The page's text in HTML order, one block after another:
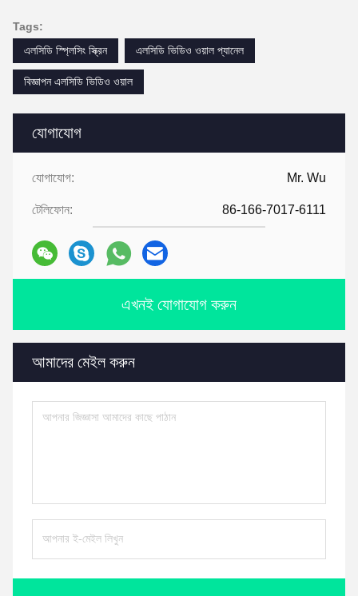
যোগাযোগ
যোগাযোগ: Mr. Wu
টেলিফোন: 86-166-7017-6111
এখনই যোগাযোগ করুন
আমাদের মেইল করুন
Tags:
এলসিডি স্প্লিসিং স্ক্রিন
এলসিডি ভিডিও ওয়াল প্যানেল
বিজ্ঞাপন এলসিডি ভিডিও ওয়াল